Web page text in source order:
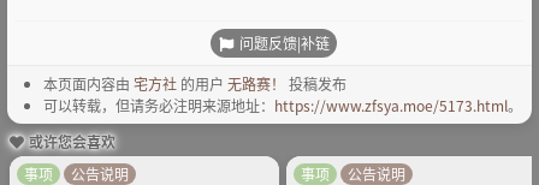
问题反馈|补链
本页面内容由 宅方社 的用户 无路赛！
投稿发布
可以转载，但请务必注明来源地址： https://www.zfsya.moe/5173.html。
或许您会喜欢
事项 公告说明 事项 公告说明